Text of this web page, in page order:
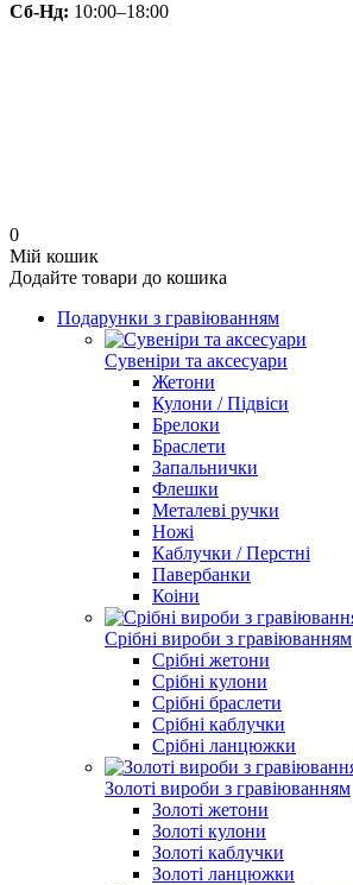
Сб-Нд: 10:00–18:00
0
Мій кошик
Додайте товари до кошика
Подарунки з гравіюванням
Сувеніри та аксесуари
Жетони
Кулони / Підвіси
Брелоки
Браслети
Запальнички
Флешки
Металеві ручки
Ножі
Каблучки / Перстні
Павербанки
Коіни
Срібні вироби з гравіюванням
Срібні жетони
Срібні кулони
Срібні браслети
Срібні каблучки
Срібні ланцюжки
Золоті вироби з гравіюванням
Золоті жетони
Золоті кулони
Золоті каблучки
Золоті ланцюжки